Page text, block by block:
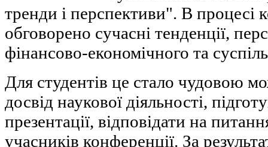
тренди і перспективи". В процесі
обговорено сучасні тенденції,
фінансово-економічного та
Для студентів це стало чудовою
досвід наукової діяльності,
презентації, відповідати на
учасників конференції. За